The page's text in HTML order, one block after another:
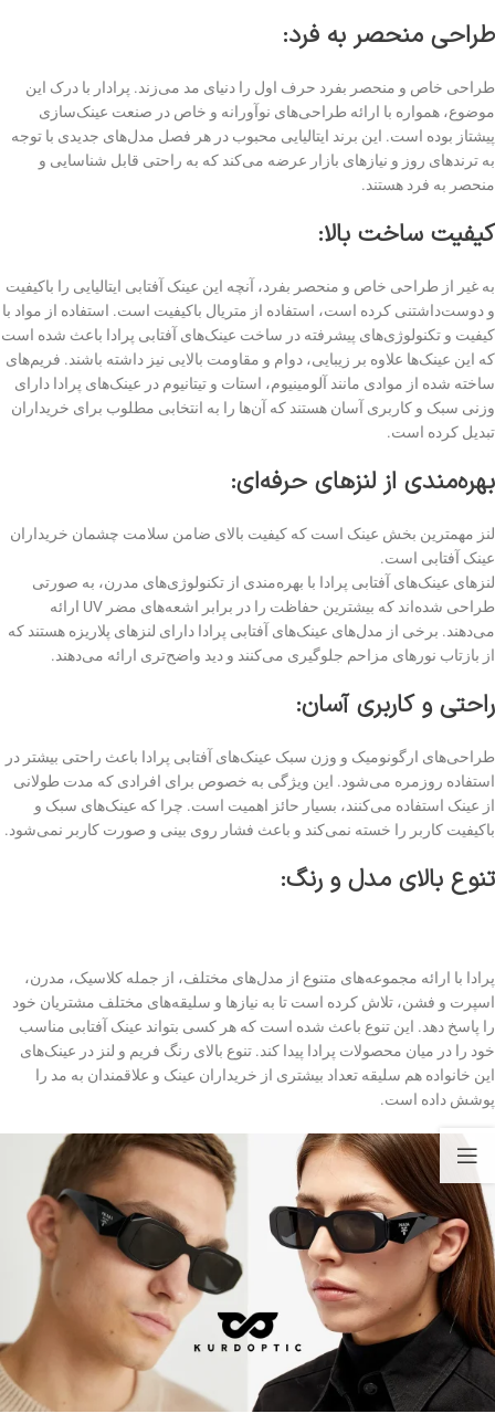
طراحی منحصر به فرد:
طراحی خاص و منحصر بفرد حرف اول را دنیای مد می‌زند. پرادار با درک این
موضوع، همواره با ارائه طراحی‌های نوآورانه و خاص در صنعت عینک‌سازی
پیشتاز بوده است. این برند ایتالیایی محبوب در هر فصل مدل‌های جدیدی با توجه
به ترندهای روز و نیازهای بازار عرضه می‌کند که به راحتی قابل شناسایی و
منحصر به فرد هستند.
کیفیت ساخت بالا:
به غیر از طراحی خاص و منحصر بفرد، آنچه این عینک آفتابی ایتالیایی را باکیفیت
و دوست‌داشتنی کرده است، استفاده از متریال باکیفیت است. استفاده از مواد با
کیفیت و تکنولوژی‌های پیشرفته در ساخت عینک‌های آفتابی پرادا باعث شده است
که این عینک‌ها علاوه بر زیبایی، دوام و مقاومت بالایی نیز داشته باشند. فریم‌های
ساخته شده از موادی مانند آلومینیوم، استات و تیتانیوم در عینک‌های پرادا دارای
وزنی سبک و کاربری آسان هستند که آن‌ها را به انتخابی مطلوب برای خریداران
تبدیل کرده است.
بهره‌مندی از لنزهای حرفه‌ای:
لنز مهمترین بخش عینک است که کیفیت بالای ضامن سلامت چشمان خریداران
عینک آفتابی است.
لنزهای عینک‌های آفتابی پرادا با بهره‌مندی از تکنولوژی‌های مدرن، به صورتی
طراحی شده‌اند که بیشترین حفاظت را در برابر اشعه‌های مضر UV ارائه
می‌دهند. برخی از مدل‌های عینک‌های آفتابی پرادا دارای لنزهای پلاریزه هستند که
از بازتاب نورهای مزاحم جلوگیری می‌کنند و دید واضح‌تری ارائه می‌دهند.
راحتی و کاربری آسان:
طراحی‌های ارگونومیک و وزن سبک عینک‌های آفتابی پرادا باعث راحتی بیشتر در
استفاده روزمره می‌شود. این ویژگی به خصوص برای افرادی که مدت طولانی
از عینک استفاده می‌کنند، بسیار حائز اهمیت است. چرا که عینک‌های سبک و
باکیفیت کاربر را خسته نمی‌کند و باعث فشار روی بینی و صورت کاربر نمی‌شود.
تنوع بالای مدل و رنگ:
پرادا با ارائه مجموعه‌های متنوع از مدل‌های مختلف، از جمله کلاسیک، مدرن،
اسپرت و فشن، تلاش کرده است تا به نیازها و سلیقه‌های مختلف مشتریان خود
را پاسخ دهد. این تنوع باعث شده است که هر کسی بتواند عینک آفتابی مناسب
خود را در میان محصولات پرادا پیدا کند. تنوع بالای رنگ فریم و لنز در عینک‌های
این خانواده هم سلیقه تعداد بیشتری از خریداران عینک و علاقمندان به مد را
پوشش داده است.